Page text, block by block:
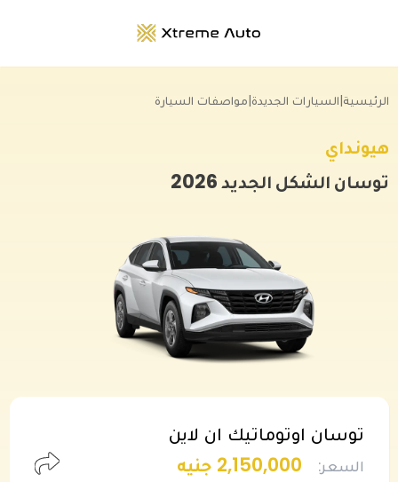
الرئيسية|السيارات الجديدة|مواصفات السيارة
هيونداي
توسان الشكل الجديد2026
توسان اوتوماتيك ان لاين
السعر: 2,150,000 جنيه